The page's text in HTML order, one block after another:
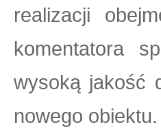
realizacji
komentatora
wysoką jakość
nowego obiektu.